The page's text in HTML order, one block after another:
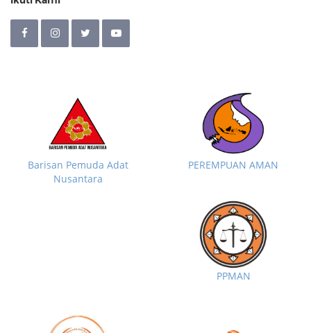
Barisan Pemuda Adat
Nusantara
PEREMPUAN AMAN
PPMAN